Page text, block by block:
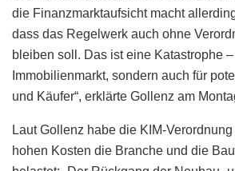
die Finanzmarktaufsicht macht
dass das Regelwerk auch ohne
bleiben soll. Das ist eine Katastrophe
Immobilienmarkt, sondern auch für
und Käufer“, erklärte Gollenz am
Laut Gollenz habe die KIM-
hohen Kosten die Branche und die